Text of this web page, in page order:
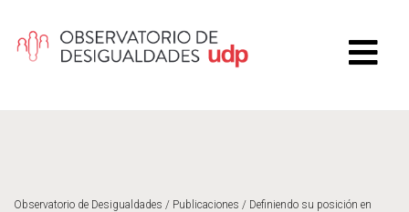
Observatorio de Desigualdades / Publicaciones / Definiendo su posición en